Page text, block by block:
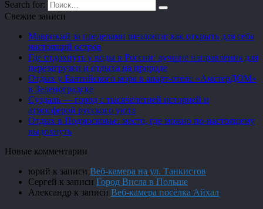
Search for:
Свежие записи
Маврикий за пределами шезлонга: как открыть для себя
настоящий остров
Где отдохнуть у воды в России: лучшие направления для
перезагрузки и отдыха на природе
Отдых у Балтийского моря в апарт-отеле «АмстерДОМ»
в Зеленоградске
Суздаль — город с тысячелетней историей и
атмосферой русского уюта
Отдых в Подмосковье: место, где можно по-настоящему
выдохнуть
Новые комментарии
юрий к записи Веб-камера на ул. Танкистов
Сергей к записи Город Висла в Польше
Александр к записи Веб-камера посёлка Айхал